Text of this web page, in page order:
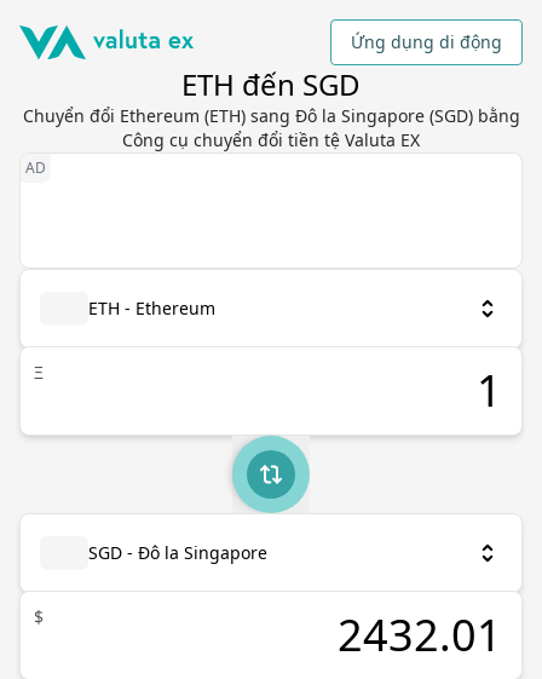
Ứng dụng di động
ETH đến SGD
Chuyển đổi Ethereum (ETH) sang Đô la Singapore (SGD) bằng
Công cụ chuyển đổi tiền tệ Valuta EX
ETH - Ethereum
Ξ
SGD - Đô la Singapore
$